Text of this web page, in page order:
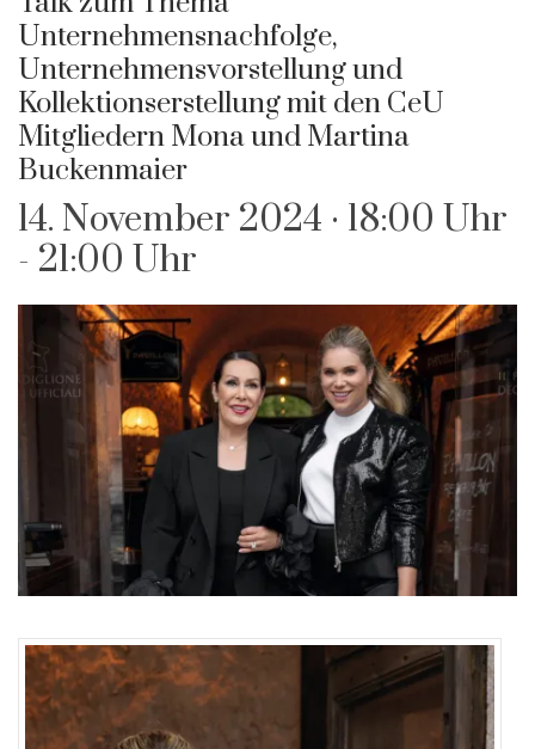
Unternehmensnachfolge,
Unternehmensvorstellung und
Kollektionserstellung mit den CeU
Mitgliedern Mona und Martina
Buckenmaier
14. November 2024 · 18:00 Uhr
- 21:00 Uhr